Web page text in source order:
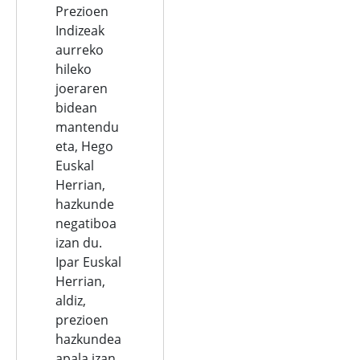
Prezioen
Indizeak
aurreko
hileko
joeraren
bidean
mantendu
eta, Hego
Euskal
Herrian,
hazkunde
negatiboa
izan du.
Ipar Euskal
Herrian,
aldiz,
prezioen
hazkundea